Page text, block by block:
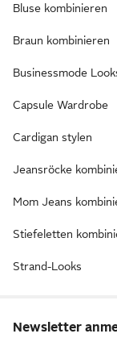
Bluse kombinieren
Braun kombinieren
Businessmode
Capsule Wardrobe
Cardigan stylen
Jeansröcke
Mom Jeans
Stiefeletten
Strand-Looks
Newsletter